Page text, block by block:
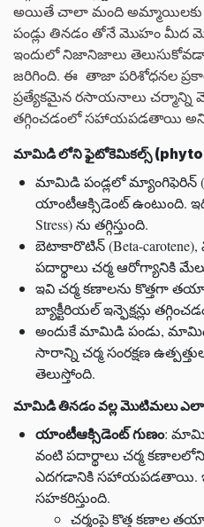
అయితే చాలా మంది అమ్మాయిలకు
పండ్లు తినడం తోనే మొహం మీద
ఇందులో నిజానిజాలు
జరిగింది. ఈ తాజా పరిశోధనల
ప్రత్యేకమైన రసాయనాలు చర్మాన్ని
తగ్గించడంలో సహాయపడతాయి అని
మామిడి లోని ఫైటోకెమికల్స్
మామిడి పండ్లలో మ్యాంగిఫెరిన్
యాంటీఆక్సిడెంట్ ఉంటుంది. ఇది
Stress) ను తగ్గిస్తుంది.
బెటాకారొటిన్ (Beta-
పదార్థాలు చర్మ ఆరోగ్యానికి
ఇవి చర్మ కణాలను కొత్తగా
బ్యాక్టీరియల్ ఇన్ఫెక్షన్లు
అందుకే మామిడి పండు,
సారాన్ని చర్మ సంరక్షణ
తెలుస్తోంది.
మామిడి తినడం వల్ల మొటిమలు ఎలా
యాంటీఆక్సిడెంట్ గుణం:
వంటి పదార్థాలు చర్మ కణాలలోని
ఎదగడానికి సహాయపడతాయి.
సహకరిస్తుంది.
చర్మంపై కొత్త కణాల